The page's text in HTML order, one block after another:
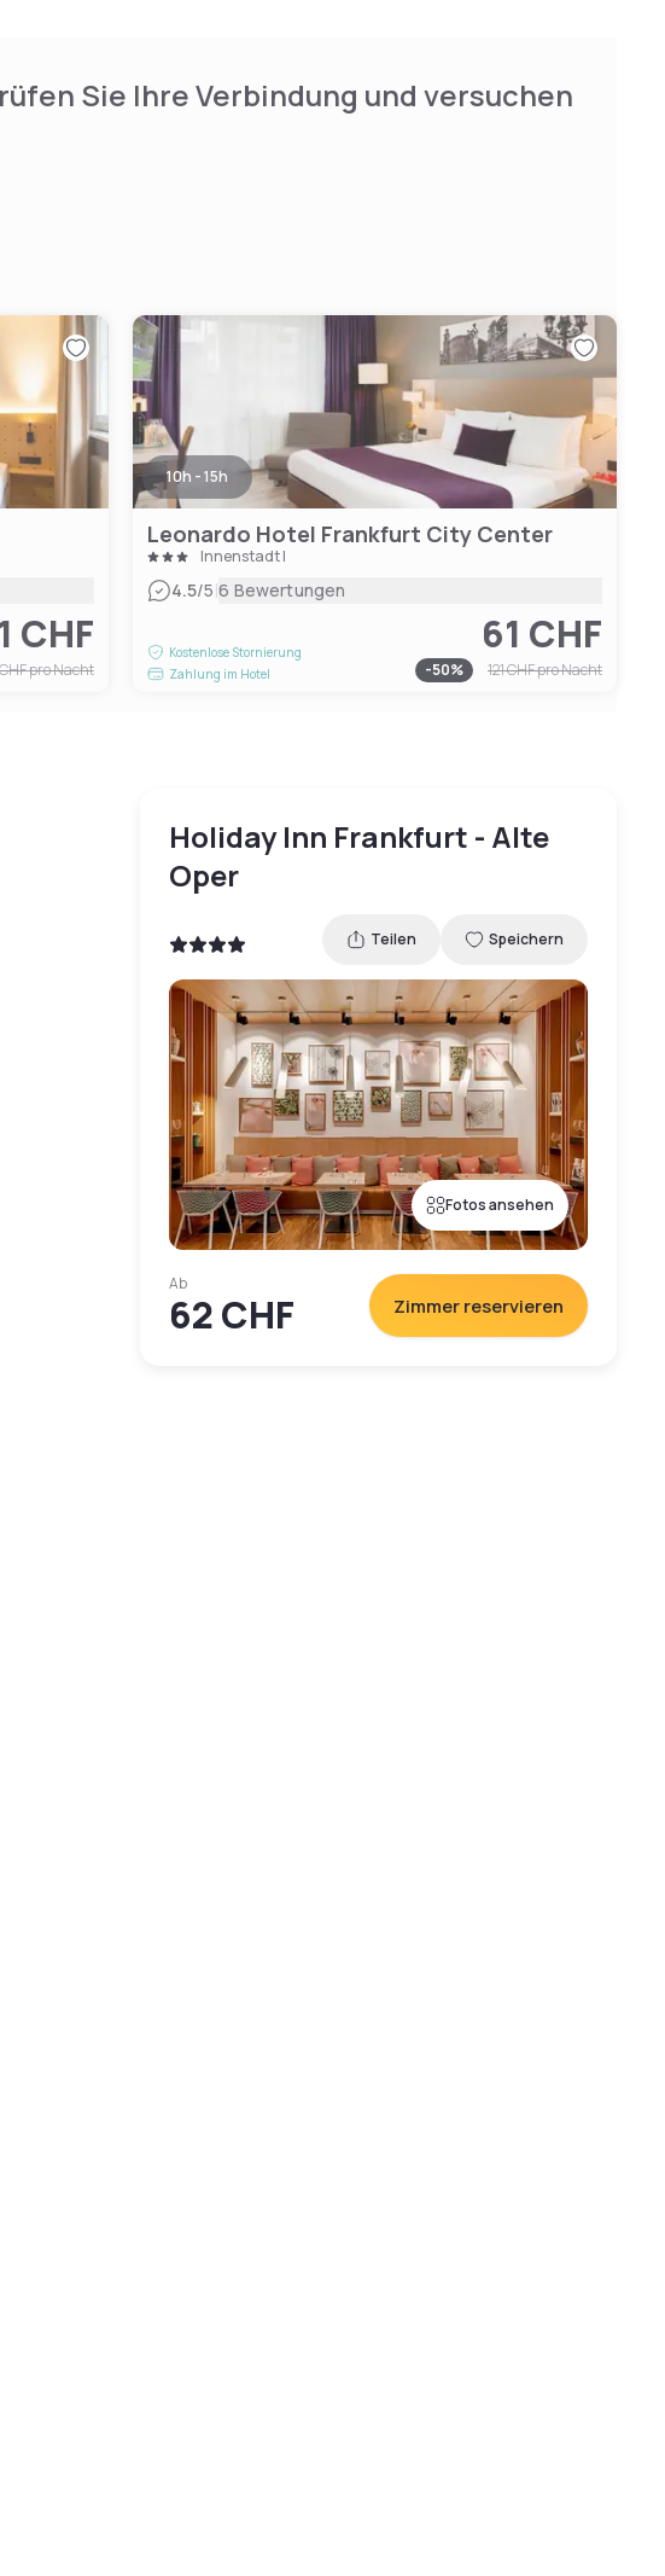
Sie Ihre Verbindung und versuchen
CHF
pro Nacht
10h - 15h
Leonardo Hotel Frankfurt City Center
Innenstadt I
4.5/5|6 Bewertungen
Kostenlose Stornierung
Zahlung im Hotel
61 CHF
-50% 121 CHFpro Nacht
Holiday Inn Frankfurt - Alte
Oper
Teilen Speichern
Fotos ansehen
Ab
62 CHF Zimmer reservieren